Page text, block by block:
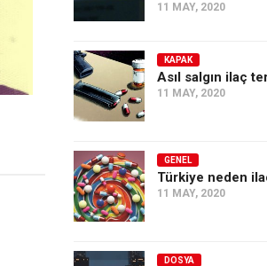
11 MAY, 2020
KAPAK
Asıl salgın ilaç
11 MAY, 2020
GENEL
Türkiye neden
11 MAY, 2020
DOSYA